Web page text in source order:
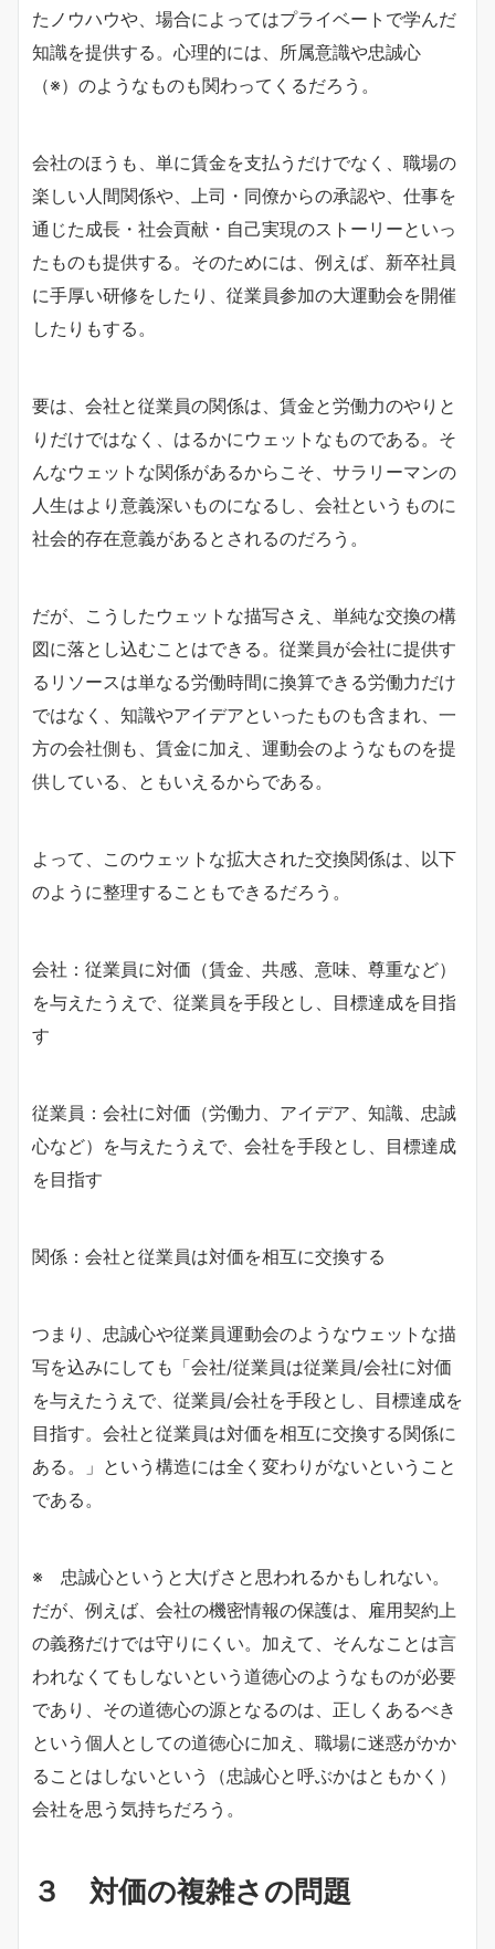
たノウハウや、場合によってはプライベートで学んだ
知識を提供する。心理的には、所属意識や忠誠心
（※）のようなものも関わってくるだろう。
会社のほうも、単に賃金を支払うだけでなく、職場の
楽しい人間関係や、上司・同僚からの承認や、仕事を
通じた成長・社会貢献・自己実現のストーリーといっ
たものも提供する。そのためには、例えば、新卒社員
に手厚い研修をしたり、従業員参加の大運動会を開催
したりもする。
要は、会社と従業員の関係は、賃金と労働力のやりと
りだけではなく、はるかにウェットなものである。そ
んなウェットな関係があるからこそ、サラリーマンの
人生はより意義深いものになるし、会社というものに
社会的存在意義があるとされるのだろう。
だが、こうしたウェットな描写さえ、単純な交換の構
図に落とし込むことはできる。従業員が会社に提供す
るリソースは単なる労働時間に換算できる労働力だけ
ではなく、知識やアイデアといったものも含まれ、一
方の会社側も、賃金に加え、運動会のようなものを提
供している、ともいえるからである。
よって、このウェットな拡大された交換関係は、以下
のように整理することもできるだろう。
会社：従業員に対価（賃金、共感、意味、尊重など）
を与えたうえで、従業員を手段とし、目標達成を目指
す
従業員：会社に対価（労働力、アイデア、知識、忠誠
心など）を与えたうえで、会社を手段とし、目標達成
を目指す
関係：会社と従業員は対価を相互に交換する
つまり、忠誠心や従業員運動会のようなウェットな描
写を込みにしても「会社/従業員は従業員/会社に対価
を与えたうえで、従業員/会社を手段とし、目標達成を
目指す。会社と従業員は対価を相互に交換する関係に
ある。」という構造には全く変わりがないということ
である。
※ 忠誠心というと大げさと思われるかもしれない。
だが、例えば、会社の機密情報の保護は、雇用契約上
の義務だけでは守りにくい。加えて、そんなことは言
われなくてもしないという道徳心のようなものが必要
であり、その道徳心の源となるのは、正しくあるべき
という個人としての道徳心に加え、職場に迷惑がかか
ることはしないという（忠誠心と呼ぶかはともかく）
会社を思う気持ちだろう。
３ 対価の複雑さの問題